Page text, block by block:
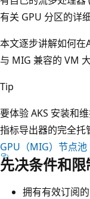
有关 GPU 分区的详
本文逐步讲解如何
与 MIG 兼容的 VM
Tip
要体验 AKS 安装和
指标导出器的完全托
GPU（MIG）节点池
先决条件和限
拥有有效订阅